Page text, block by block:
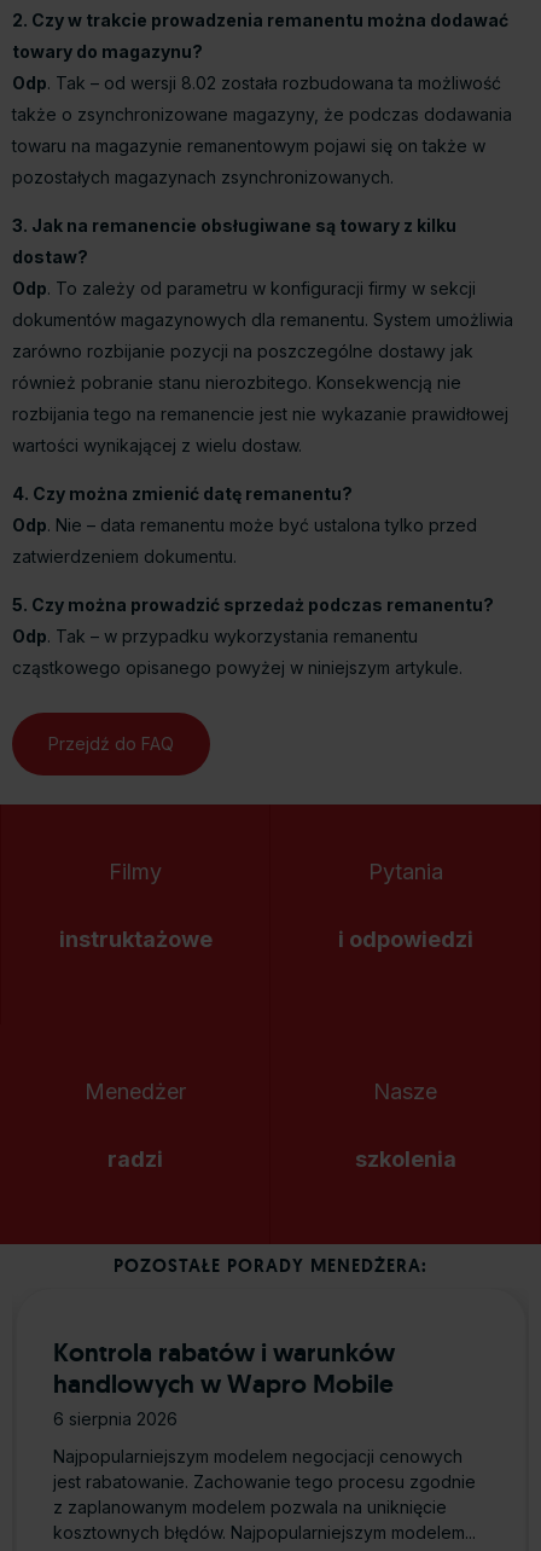
2. Czy w trakcie prowadzenia remanentu można dodawać
towary do magazynu?
Odp. Tak – od wersji 8.02 została rozbudowana ta możliwość
także o zsynchronizowane magazyny, że podczas dodawania
towaru na magazynie remanentowym pojawi się on także w
pozostałych magazynach zsynchronizowanych.
3. Jak na remanencie obsługiwane są towary z kilku
dostaw?
Odp. To zależy od parametru w konfiguracji firmy w sekcji
dokumentów magazynowych dla remanentu. System umożliwia
zarówno rozbijanie pozycji na poszczególne dostawy jak
również pobranie stanu nierozbitego. Konsekwencją nie
rozbijania tego na remanencie jest nie wykazanie prawidłowej
wartości wynikającej z wielu dostaw.
4. Czy można zmienić datę remanentu?
Odp. Nie – data remanentu może być ustalona tylko przed
zatwierdzeniem dokumentu.
5. Czy można prowadzić sprzedaż podczas remanentu?
Odp. Tak – w przypadku wykorzystania remanentu
cząstkowego opisanego powyżej w niniejszym artykule.
Przejdź do FAQ
Filmy
instruktażowe
Pytania
i odpowiedzi
Menedżer
radzi
Nasze
szkolenia
POZOSTAŁE PORADY MENEDŻERA:
Kontrola rabatów i warunków
handlowych w Wapro Mobile
6 sierpnia 2026
Najpopularniejszym modelem negocjacji cenowych
jest rabatowanie. Zachowanie tego procesu zgodnie
z zaplanowanym modelem pozwala na uniknięcie
kosztownych błędów. Najpopularniejszym modelem...